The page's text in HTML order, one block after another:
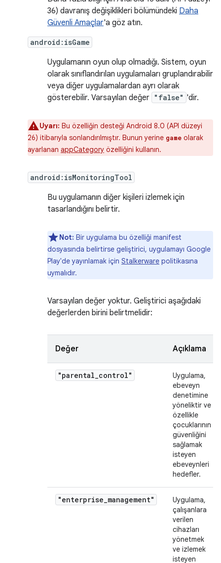
36) davranış değişiklikleri bölümündeki Daha
Güvenli Amaçlar'a göz atın.
android:isGame
Uygulamanın oyun olup olmadığı. Sistem, oyun
olarak sınıflandırılan uygulamaları gruplandırabilir
veya diğer uygulamalardan ayrı olarak
gösterebilir. Varsayılan değer "false" 'dir.
Uyarı: Bu özelliğin desteği Android 8.0 (API düzeyi
26) itibarıyla sonlandırılmıştır. Bunun yerine game olarak
ayarlanan appCategory özelliğini kullanın.
android:isMonitoringTool
Bu uygulamanın diğer kişileri izlemek için
tasarlandığını belirtir.
Not: Bir uygulama bu özelliği manifest
dosyasında belirtirse geliştirici, uygulamayı Google
Play'de yayınlamak için Stalkerware politikasına
uymalıdır.
Varsayılan değer yoktur. Geliştirici aşağıdaki
değerlerden birini belirtmelidir:
Değer Açıklama
"parental_control"
Uygulama,
ebeveyn
denetimine
yöneliktir ve
özellikle
çocuklarının
güvenliğini
sağlamak
isteyen
ebeveynleri
hedefler.
"enterprise_management"
Uygulama,
çalışanlara
verilen
cihazları
yönetmek
ve izlemek
isteyen